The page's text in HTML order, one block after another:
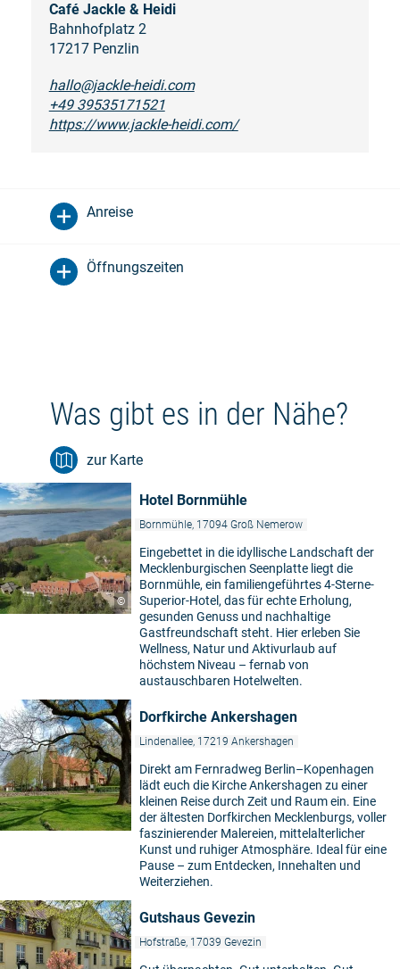
Café Jackle & Heidi
Bahnhofplatz 2
17217 Penzlin
hallo@jackle-heidi.com
+49 39535171521
https://www.jackle-heidi.com/
Anreise
Öffnungszeiten
Was gibt es in der Nähe?
zur Karte
©
Hotel Bornmühle
Bornmühle, 17094 Groß Nemerow
Eingebettet in die idyllische Landschaft der
Mecklenburgischen Seenplatte liegt die
Bornmühle, ein familiengeführtes 4-Sterne-
Superior-Hotel, das für echte Erholung,
gesunden Genuss und nachhaltige
Gastfreundschaft steht. Hier erleben Sie
Wellness, Natur und Aktivurlaub auf
höchstem Niveau – fernab von
austauschbaren Hotelwelten.
Dorfkirche Ankershagen
Lindenallee, 17219 Ankershagen
Direkt am Fernradweg Berlin–Kopenhagen
lädt euch die Kirche Ankershagen zu einer
kleinen Reise durch Zeit und Raum ein. Eine
der ältesten Dorfkirchen Mecklenburgs, voller
faszinierender Malereien, mittelalterlicher
Kunst und ruhiger Atmosphäre. Ideal für eine
Pause – zum Entdecken, Innehalten und
Weiterziehen.
Gutshaus Gevezin
Hofstraße, 17039 Gevezin